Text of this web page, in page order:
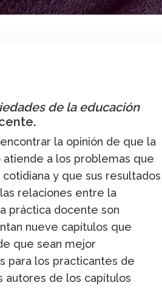
de la educación
la opinión de que la
a los problemas que
y que sus resultados
relaciones entre la
práctica docente son
nueve capítulos que
que sean mejor
para los practicantes de
autores de los capítulos